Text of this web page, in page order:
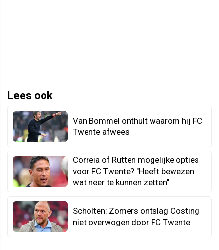
Lees ook
Van Bommel onthult waarom hij FC
Twente afwees
Correia of Rutten mogelijke opties
voor FC Twente? "Heeft bewezen
wat neer te kunnen zetten"
Scholten: Zomers ontslag Oosting
niet overwogen door FC Twente